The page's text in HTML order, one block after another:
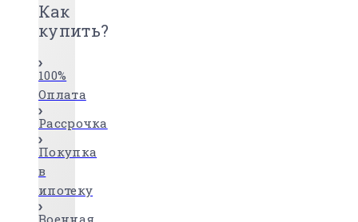
Как
купить?
100%
Оплата
Рассрочка
Покупка
в
ипотеку